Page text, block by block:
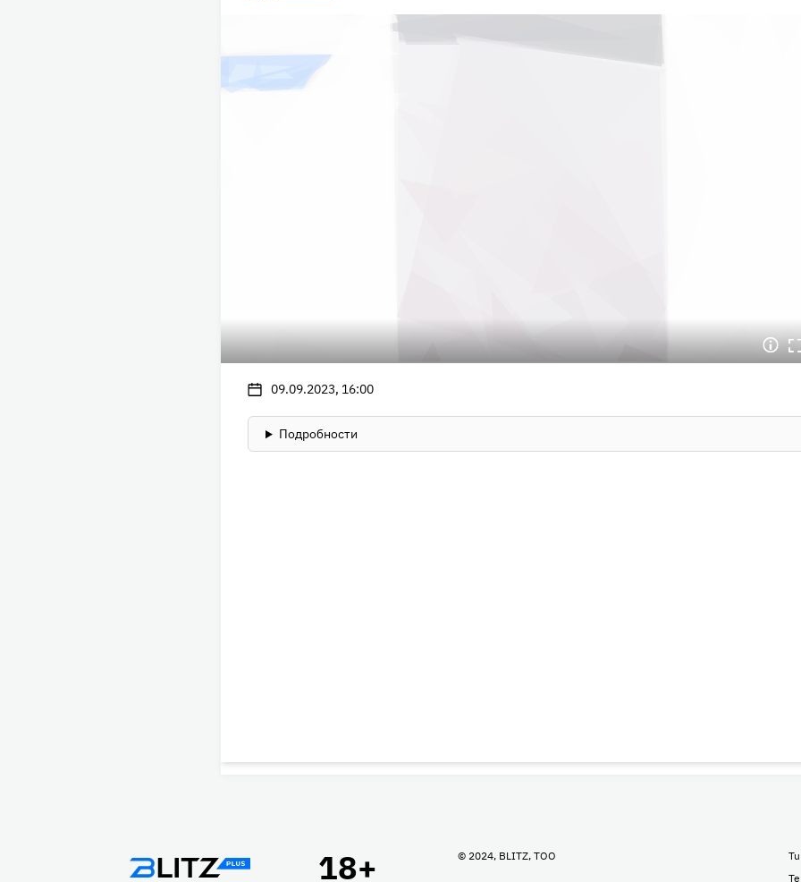
09.09.2023, 16:00
Подробности
© 2024, BLITZ, TOO